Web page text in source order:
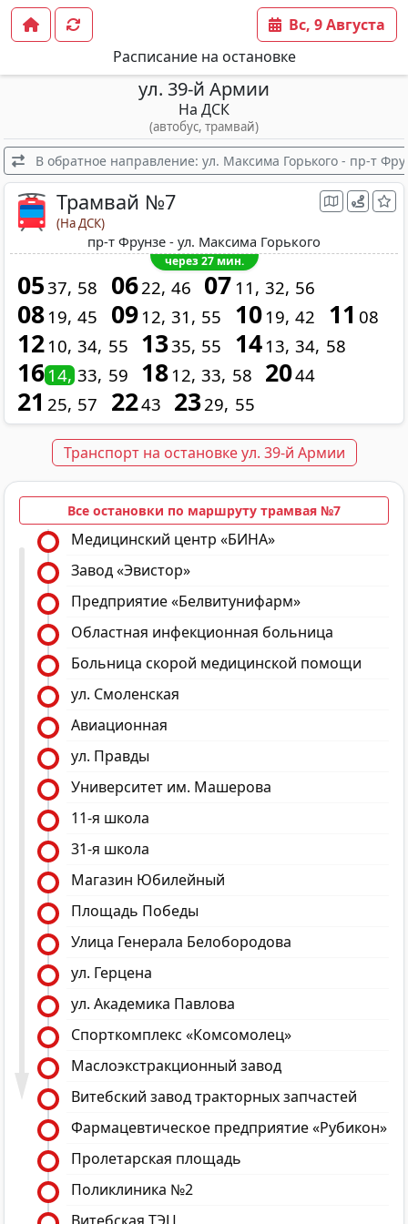
Расписание на остановке
Вс, 9 Августа
ул. 39-й Армии
На ДСК
(автобус, трамвай)
В обратное направление: ул. Максима Горького - пр-т
Трамвай №7
(На ДСК)
пр-т Фрунзе - ул. Максима Горького
через 27 мин.
0537 58 0622 46 07 11 32 56
08 19 45 09 12 31 55 10 19 42 11 08
12 10 34 55 1335 55 14 13 34 58
16 14 33 59 18 12 33 58 2044
21 25 57 2243 2329 55
Транспорт на остановке ул. 39-й Армии
Все остановки по маршруту трамвая №7
Медицинский центр «БИНА»
Завод «Эвистор»
Предприятие «Белвитунифарм»
Областная инфекционная больница
Больница скорой медицинской помощи
ул. Смоленская
Авиационная
ул. Правды
Университет им. Машерова
11-я школа
31-я школа
Магазин Юбилейный
Площадь Победы
Улица Генерала Белобородова
ул. Герцена
ул. Академика Павлова
Спорткомплекс «Комсомолец»
Маслоэкстракционный завод
Витебский завод тракторных запчастей
Фармацевтическое предприятие «Рубикон»
Пролетарская площадь
Поликлиника №2